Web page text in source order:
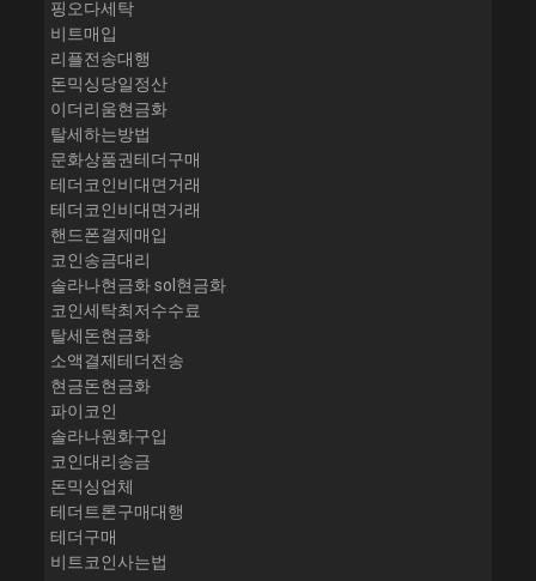
핑오다세탁
비트매입
리플전송대행
돈믹싱당일정산
이더리움현금화
탈세하는방법
문화상품권테더구매
테더코인비대면거래
테더코인비대면거래
핸드폰결제매입
코인송금대리
솔라나현금화 sol현금화
코인세탁최저수수료
탈세돈현금화
소액결제테더전송
현금돈현금화
파이코인
솔라나원화구입
코인대리송금
돈믹싱업체
테더트론구매대행
테더구매
비트코인사는법